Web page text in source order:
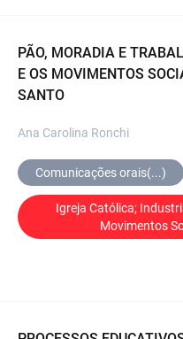
PÃO, MORADIA E
E OS MOVIMENTOS
SANTO
Ana Carolina Ronchi
Comunicações orais(...)
Igreja Católica;
Movimentos